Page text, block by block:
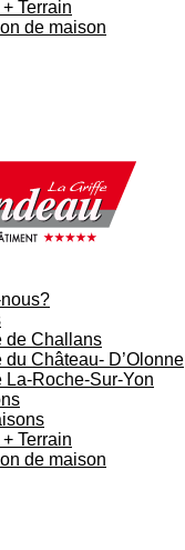
Terrain
de maison
de Challans
du Château- D’Olonne
La-Roche-Sur-Yon
Terrain
de maison